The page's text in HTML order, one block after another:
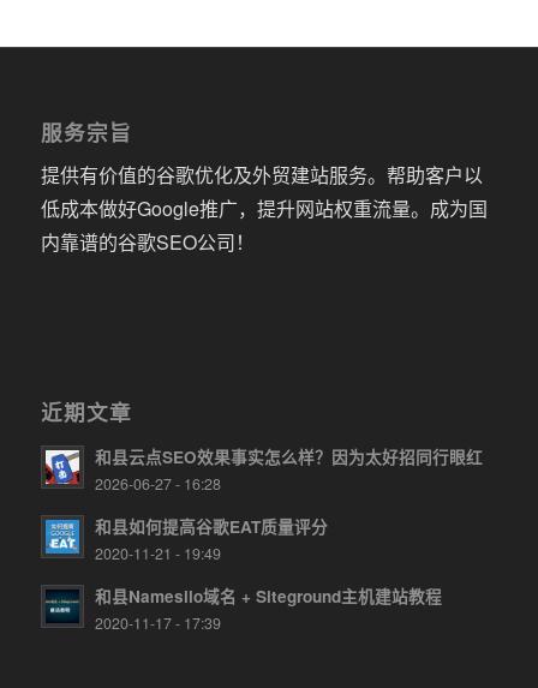
服务宗旨
提供有价值的谷歌优化及外贸建站服务。帮助客户以
低成本做好Google推广，提升网站权重流量。成为国
内靠谱的谷歌SEO公司！
近期文章
和县云点SEO效果事实怎么样？因为太好招同行眼红
2026-06-27 - 16:28
和县如何提高谷歌EAT质量评分
2020-11-21 - 19:49
和县Namesilo域名 + Siteground主机建站教程
2020-11-17 - 17:39